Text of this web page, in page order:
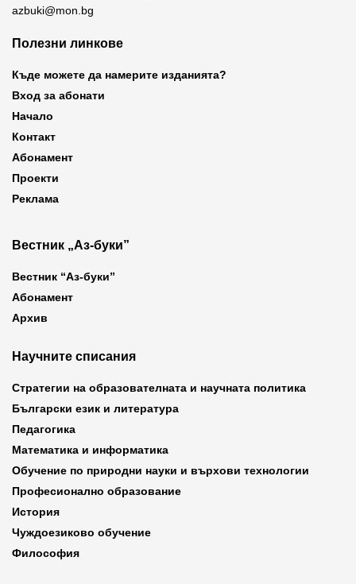
azbuki@mon.bg
Полезни линкове
Къде можете да намерите изданията?
Вход за абонати
Начало
Контакт
Абонамент
Проекти
Реклама
Вестник „Аз-буки”
Вестник “Аз-буки”
Абонамент
Архив
Научните списания
Стратегии на образователната и научната политика
Български език и литература
Педагогика
Математика и информатика
Обучение по природни науки и върхови технологии
Професионално образование
История
Чуждоезиково обучение
Философия